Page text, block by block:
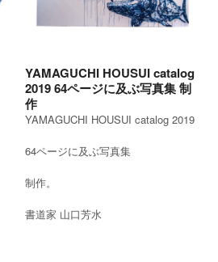
YAMAGUCHI HOUSUI catalog
2019 64ページに及ぶ写真集 制
作
YAMAGUCHI HOUSUI catalog 2019
64ページに及ぶ写真集
制作。
書道家 山口芳水